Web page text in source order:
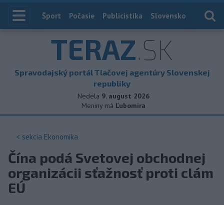
Index
Šport Počasie Publicistika Slovensko
TERAZ.SK
Spravodajský portál Tlačovej agentúry Slovenskej
republiky
Nedela 9. august 2026
Meniny má Ľubomíra
< sekcia Ekonomika
Čína podá Svetovej obchodnej
organizácii sťažnosť proti clám
EÚ